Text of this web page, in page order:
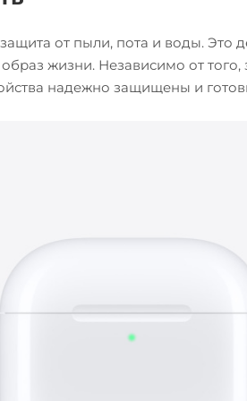
от пыли, пота и воды. Это
жизни. Независимо от
надежно защищены и